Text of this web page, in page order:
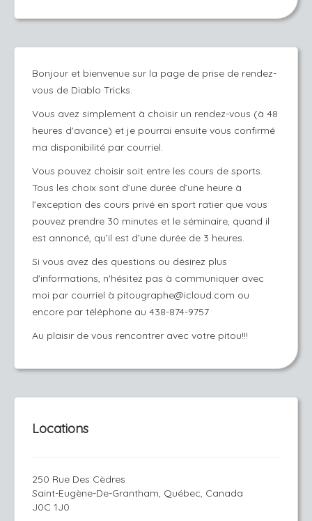
Bonjour et bienvenue sur la page de prise de rendez-
vous de Diablo Tricks.
Vous avez simplement à choisir un rendez-vous (à 48
heures d'avance) et je pourrai ensuite vous confirmé
ma disponibilité par courriel.
Vous pouvez choisir soit entre les cours de sports.
Tous les choix sont d’une durée d’une heure à
l’exception des cours privé en sport ratier que vous
pouvez prendre 30 minutes et le séminaire, quand il
est annoncé, qu’il est d’une durée de 3 heures.
Si vous avez des questions ou désirez plus
d'informations, n'hésitez pas à communiquer avec
moi par courriel à pitougraphe@icloud.com ou
encore par téléphone au 438-874-9757
Au plaisir de vous rencontrer avec votre pitou!!!
Locations
250 Rue Des Cèdres
Saint-Eugène-De-Grantham, Québec, Canada
J0C 1J0